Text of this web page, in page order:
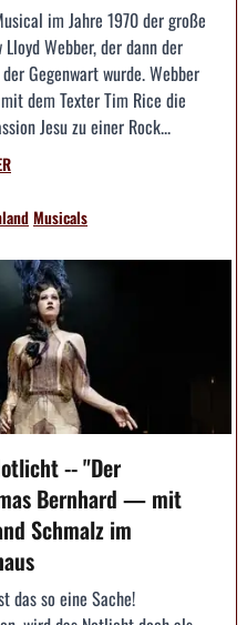
im Jahre 1970 der große
Webber, der dann der
Gegenwart wurde. Webber
dem Texter Tim Rice die
Jesu zu einer Rock...
Musicals
-- "Der
Bernhard — mit
Schmalz im
das so eine Sache!